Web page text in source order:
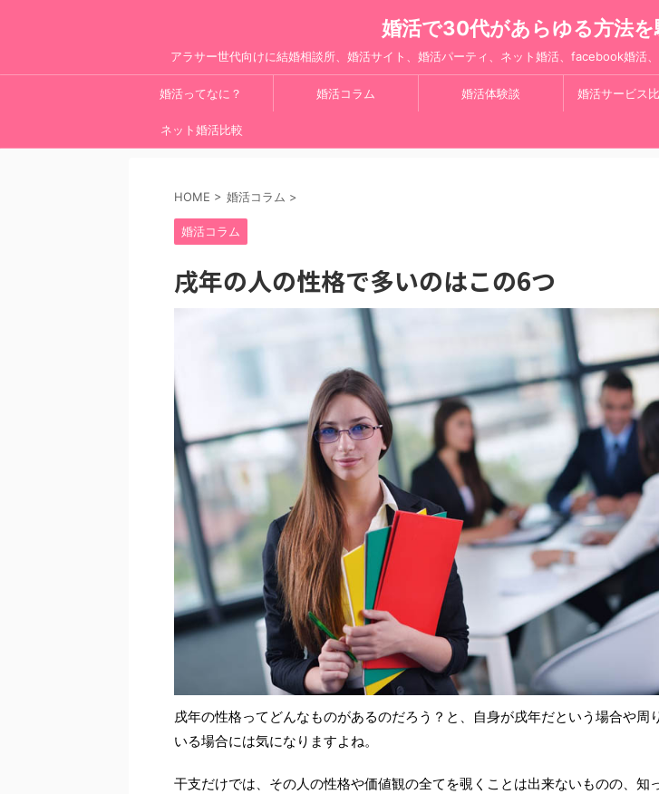
婚活で30代があらゆる方法を
アラサー世代向けに結婚相談所、婚活サイト、婚活パーティ、ネット婚活、facebook婚活
婚活ってなに？ 婚活コラム 婚活体験談 婚活サービス
ネット婚活比較
HOME > 婚活コラム >
婚活コラム
戌年の人の性格で多いのはこの6つ
戌年の性格ってどんなものがあるのだろう？と、自身が戌年だという場合や周
いる場合には気になりますよね。
干支だけでは、その人の性格や価値観の全てを覗くことは出来ないものの、知